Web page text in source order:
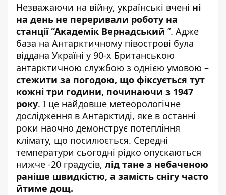
Незважаючи на війну, українські вчені ні
на день не переривали роботу на
станції “Академік Вернадський ”. Адже
база на Антарктичному півострові була
віддана Україні у 90-х Британською
антарктичною службою з однією умовою –
стежити за погодою, що фіксується тут
кожні три години, починаючи з 1947
року. І це найдовше метеорологічне
дослідження в Антарктиді, яке в останні
роки наочно демонструє потепління
клімату, що посилюється. Середні
температури сьогодні рідко опускаються
нижче -20 градусів, лід тане з небаченою
раніше швидкістю, а замість снігу часто
йтиме дощ.